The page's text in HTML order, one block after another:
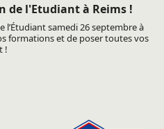
de l'Etudiant à Reims !
l’Étudiant samedi 26 septembre à
formations et de poser toutes vos
!